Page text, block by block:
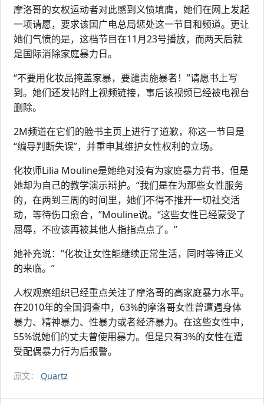
摩洛哥的女权运动者对此感到义愤填膺，她们在网上发起
一项请愿，要求该国广电总局惩处这一节目和频道。更让
她们气愤的是，这档节目在11月23号播放，而两天后就
是国际消除家庭暴力日。
“不要用化妆品掩盖家暴，要谴责施暴者！”请愿书上写
到。她们还发帖附上视频链接，事后该视频已经被电视台
删除。
2M频道在它们的脸书主页上进行了道歉，称这一节目是
“编导判断失误”，并重申其维护女性权利的立场。
化妆师Lilia Mouline是她绝对没有为家庭暴力背书，但是
她却为自己的教学演示辩护。“我们是在为那些女性服务
的，在两到三周的时间里，她们不得不推开一切社交活
动，等待伤口愈合，”Mouline说。“这些女性已经蒙受了
屈辱，不应该再被其他人指指点点了。”
她补充说：“化妆让女性能继续正常生活，同时等待正义
的来临。”
人权观察组织已经重点关注了摩洛哥的高家庭暴力水平。
在2010年的全国调查中，63%的摩洛哥女性曾遭遇身体
暴力、精神暴力、性暴力或者经济暴力。在这些女性中，
55%说她们的丈夫曾使用暴力。但是只有3%的女性在遭
受配偶暴力行为后报警。
原文： Quartz